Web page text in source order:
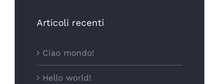
Articoli recenti
Ciao mondo!
Hello world!